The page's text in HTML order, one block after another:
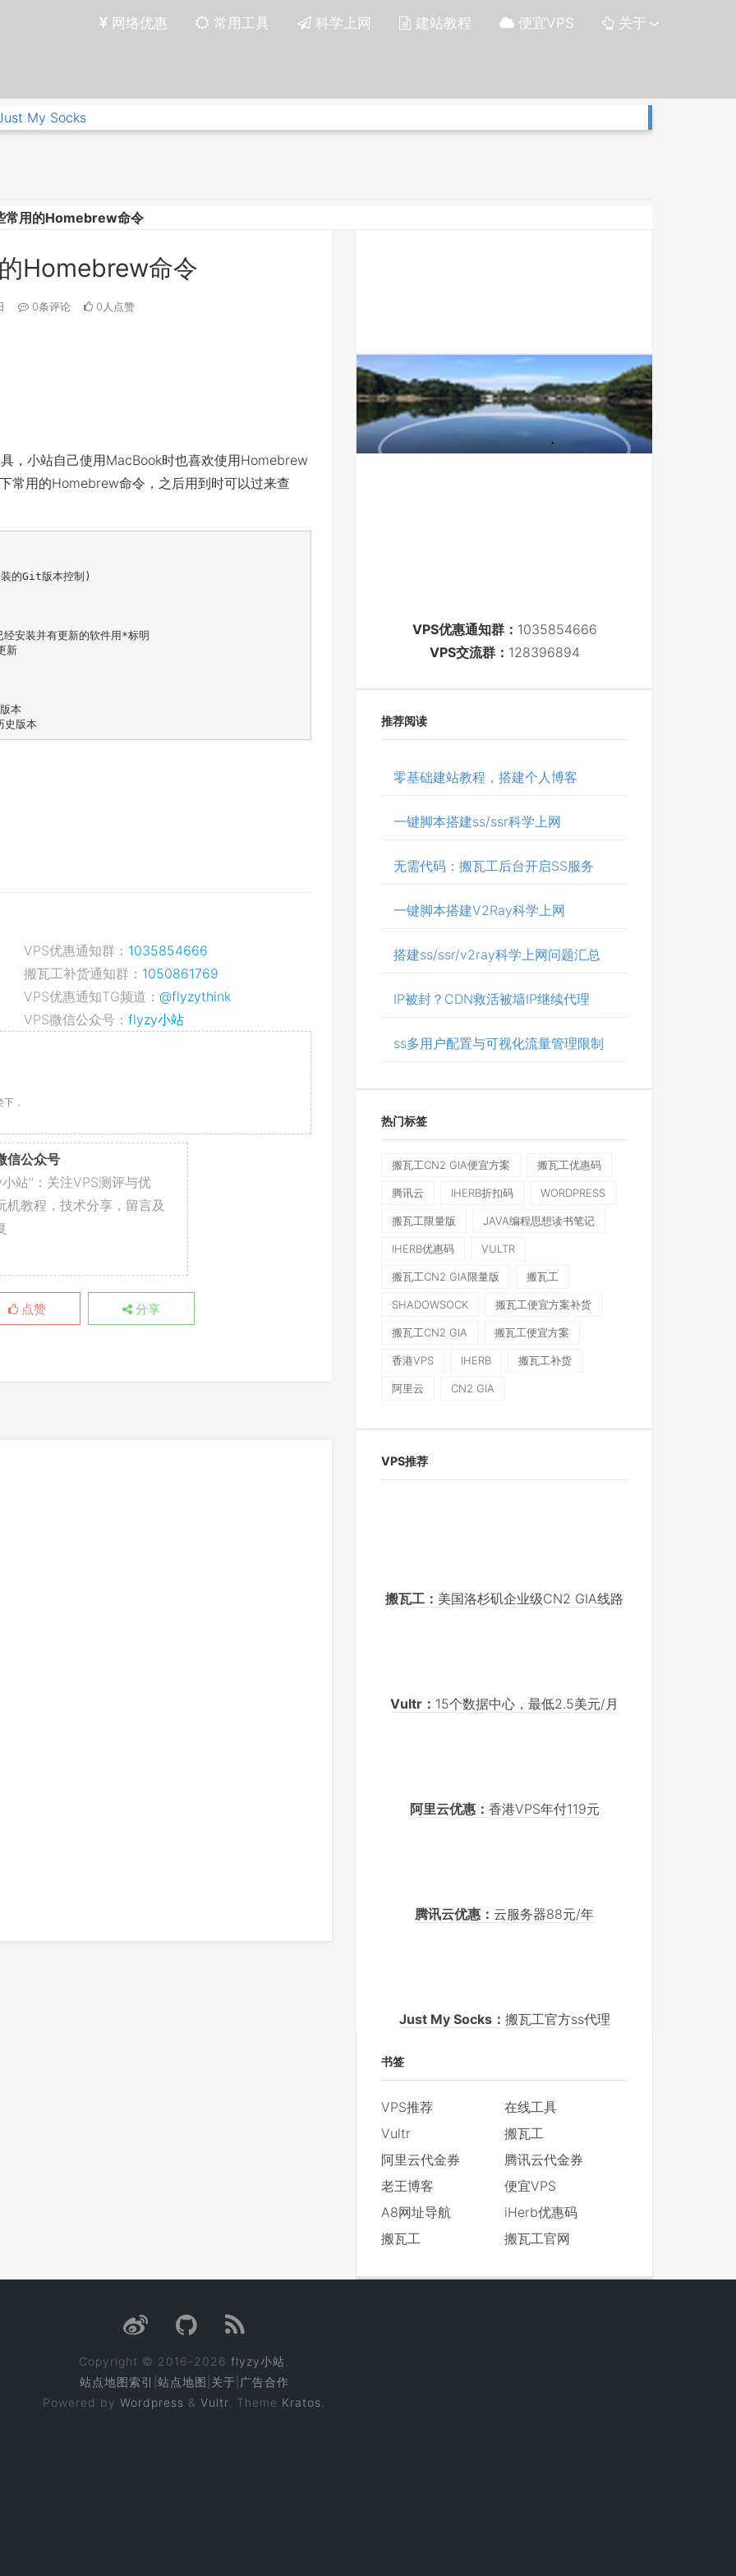
网络优惠 常用工具 科学上网 建站教程 便宜VPS 关于
My Socks
常用的Homebrew命令
Homebrew命令
0条评论 0人点赞
，小站自己使用MacBook时也喜欢使用Homebrew
常用的Homebrew命令，之后用到时可以过来查
的Git版本控制)
安装并有更新的软件用*标明
新
本
版本
VPS优惠通知群： 1035854666
搬瓦工补货通知群： 1050861769
VPS优惠通知TG频道： @flyzythink
VPS微信公众号： flyzy小站
，
信公众号
站"：关注VPS测评与优
机教程，技术分享，留言及
点赞 分享
VPS优惠通知群： 1035854666
VPS交流群： 128396894
推荐阅读
零基础建站教程，搭建个人博客
一键脚本搭建ss/ssr科学上网
无需代码：搬瓦工后台开启SS服务
一键脚本搭建V2Ray科学上网
搭建ss/ssr/v2ray科学上网问题汇总
IP被封？CDN救活被墙IP继续代理
ss多用户配置与可视化流量管理限制
热门标签
搬瓦工CN2 GIA便宜方案 搬瓦工优惠码
腾讯云 IHERB折扣码 WORDPRESS
搬瓦工限量版 JAVA编程思想读书笔记
IHERB优惠码 VULTR
搬瓦工CN2 GIA限量版 搬瓦工
SHADOWSOCK 搬瓦工便宜方案补货
搬瓦工CN2 GIA 搬瓦工便宜方案
香港VPS IHERB 搬瓦工补货
阿里云 CN2 GIA
VPS推荐
搬瓦工： 美国洛杉矶企业级CN2 GIA线路
Vultr： 15个数据中心，最低2.5美元/月
阿里云优惠： 香港VPS年付119元
腾讯云优惠： 云服务器88元/年
Just My Socks： 搬瓦工官方ss代理
书签
VPS推荐
在线工具
Vultr
搬瓦工
阿里云代金券
腾讯云代金券
老王博客
便宜VPS
A8网址导航
iHerb优惠码
搬瓦工
搬瓦工官网
Copyright © 2016-2026 flyzy小站
站点地图索引 站点地图 关于 广告合作
Powered by Wordpress & Vultr . Theme Kratos.